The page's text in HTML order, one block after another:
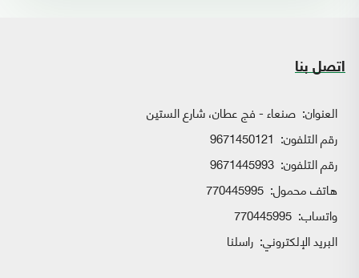
اتصل بنا
العنوان: صنعاء - فج عطان، شارع الستين
رقم التلفون: 9671450121
رقم التلفون: 9671445993
هاتف محمول: 770445995
واتساب:
البريد الإلكتروني: راسلنا